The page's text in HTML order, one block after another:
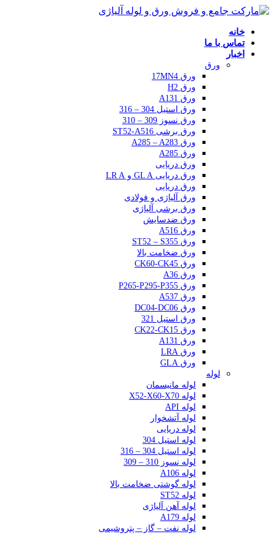
خانه
تماس با ما
اخبار
ورق
ورق 17MN4
ورق H2
ورق A131
ورق استیل 304 – 316
ورق نسوز 309 – 310
ورق برشی ST52-A516
ورق A285 – A283
ورق A285
ورق دریایی
ورق دریایی GL A و LR A
ورق دریایی
ورق آلیاژی و فولادی
ورق برشی آلیاژی
ورق ضدسایش
ورق A516
ورق ST52 – S355
ورق ضخامت بالا
ورق CK60-CK45
ورق A36
ورق P265-P295-P355
ورق A537
ورق DC04-DC06
ورق استیل 321
ورق CK22-CK15
ورق A131
ورق LRA
ورق GLA
لوله
لوله مانیسمان
لوله X52-X60-X70
لوله API
لوله آتشخوار
لوله دریایی
لوله استیل 304
لوله استیل 304 – 316
لوله نسوز 310 – 309
لوله A106
لوله گوشتی ضخامت بالا
لوله ST52
لوله آهن آلیاژی
لوله A179
لوله نفت – گاز – پتروشیمی